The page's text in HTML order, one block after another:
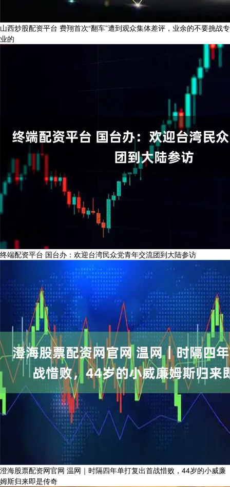
山西炒股配资平台 费翔首次“翻车”遭到观众集体差评，业余的不要挑战专
业的
终端配资平台 国台办：欢迎台湾民众党青年交流团到大陆参访
澄海股票配资网官网 温网｜时隔四年单打复出首战惜败，44岁的小威廉
姆斯归来即是传奇